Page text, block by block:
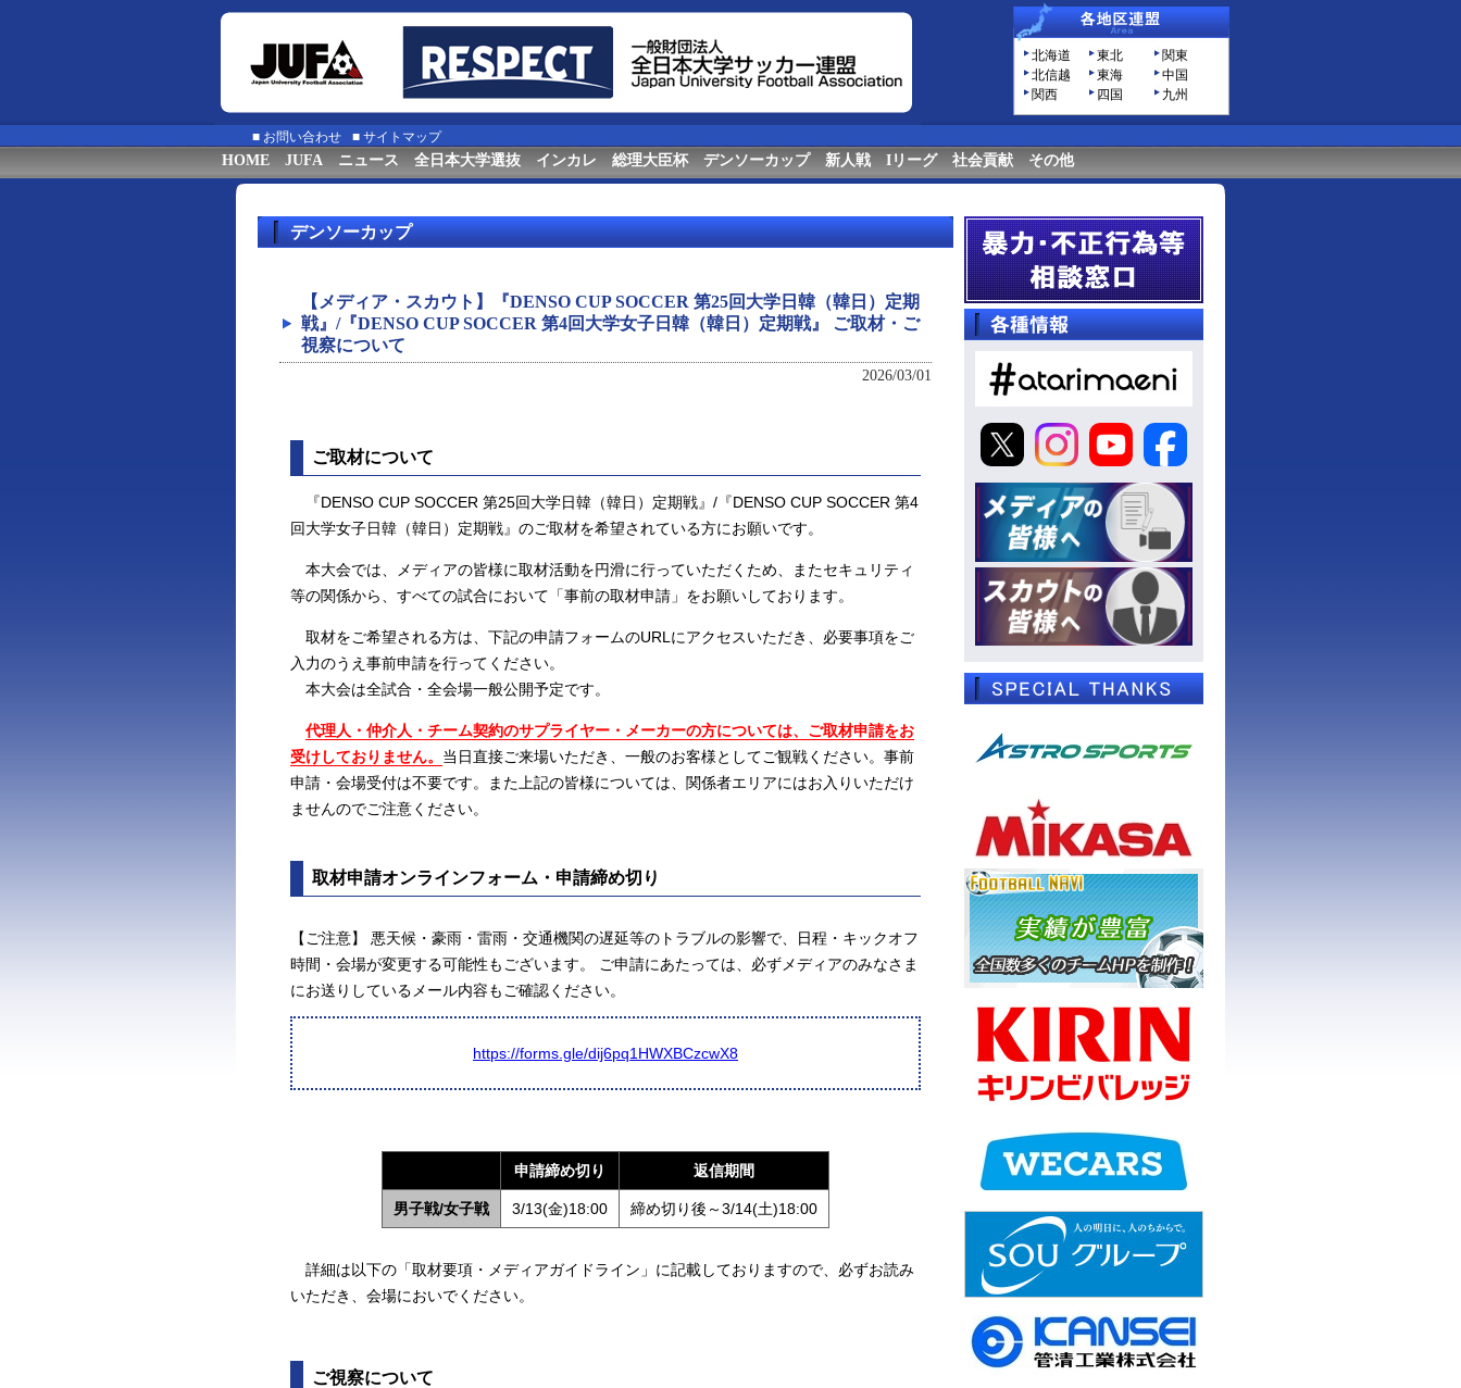
北海道 東北
関東
北信越
東海
中国
関西
四国 九州
■ お問い合わせ ■ サイトマップ
HOME JUFA ニュース 全日本大学選抜 インカレ 総理大臣杯 デンソーカップ 新人戦 Iリーグ 社会貢献 その他
デンソーカップ
【メディア・スカウト】『DENSO CUP SOCCER 第25回大学日韓（韓日）定期
戦』/『DENSO CUP SOCCER 第4回大学女子日韓（韓日）定期戦』 ご取材・ご
視察について
2026/03/01
ご取材について
『DENSO CUP SOCCER 第25回大学日韓（韓日）定期戦』/『DENSO CUP SOCCER 第4
回大学女子日韓（韓日）定期戦』のご取材を希望されている方にお願いです。
本大会では、メディアの皆様に取材活動を円滑に行っていただくため、またセキュリティ
等の関係から、すべての試合において「事前の取材申請」をお願いしております。
取材をご希望される方は、下記の申請フォームのURLにアクセスいただき、必要事項をご
入力のうえ事前申請を行ってください。
本大会は全試合・全会場一般公開予定です。
代理人・仲介人・チーム契約のサプライヤー・メーカーの方については、ご取材申請をお
受けしておりません。 当日直接ご来場いただき、一般のお客様としてご観戦ください。事前
申請・会場受付は不要です。また上記の皆様については、関係者エリアにはお入りいただけ
ませんのでご注意ください。
取材申請オンラインフォーム・申請締め切り
【ご注意】 悪天候・豪雨・雷雨・交通機関の遅延等のトラブルの影響で、日程・キックオフ
時間・会場が変更する可能性もございます。 ご申請にあたっては、必ずメディアのみなさま
にお送りしているメール内容もご確認ください。
https://forms.gle/dij6pq1HWXBCzcwX8
申請締め切り 返信期間
男子戦/女子戦 3/13(金)18:00 締め切り後～3/14(土)18:00
詳細は以下の「取材要項・メディアガイドライン」に記載しておりますので、必ずお読み
いただき、会場においでください。
ご視察について